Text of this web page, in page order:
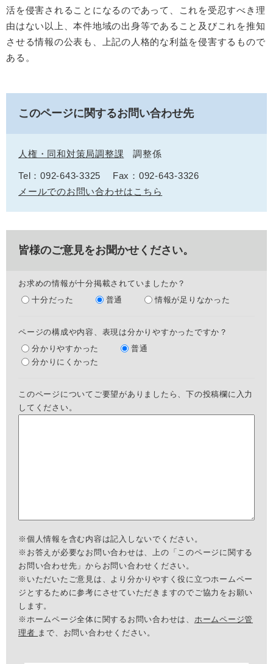
活を侵害されることになるのであって、これを受忍すべき理
由はない以上、本件地域の出身等であること及びこれを推知
させる情報の公表も、上記の人格的な利益を侵害するもので
ある。
このページに関するお問い合わせ先
人権・同和対策局調整課 調整係
Tel：092-643-3325
Fax：092-643-3326
メールでのお問い合わせはこちら
皆様のご意見をお聞かせください。
お求めの情報が十分掲載されていましたか？
十分だった
普通 情報が足りなかった
ページの構成や内容、表現は分かりやすかったですか？
分かりやすかった
普通
分かりにくかった
このページについてご要望がありましたら、下の投稿欄に入力
してください。
※個人情報を含む内容は記入しないでください。
※お答えが必要なお問い合わせは、上の「このページに関する
お問い合わせ先」からお問い合わせください。
※いただいたご意見は、より分かりやすく役に立つホームペー
ジとするために参考にさせていただきますのでご協力をお願い
します。
※ホームページ全体に関するお問い合わせは、 ホームページ管
理者 まで、お問い合わせください。